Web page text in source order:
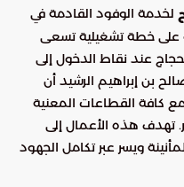
لخدمة الوفود القادمة في
على خطة تشغيلية تسعى
عند نقاط الدخول إلى
بن إبراهيم الرشيد أن
مع كافة القطاعات المعنية
تهدف هذه الأعمال إلى
ويسر عبر تكامل الجهود